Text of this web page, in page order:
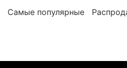
Самые популярные